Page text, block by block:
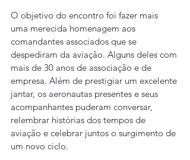
O objetivo do encontro foi fazer mais
uma merecida homenagem aos
comandantes associados que se
despediram da aviação. Alguns deles com
mais de 30 anos de associação e de
empresa. Além de prestigiar um excelente
jantar, os aeronautas presentes e seus
acompanhantes puderam conversar,
relembrar histórias dos tempos de
aviação e celebrar juntos o surgimento de
um novo ciclo.